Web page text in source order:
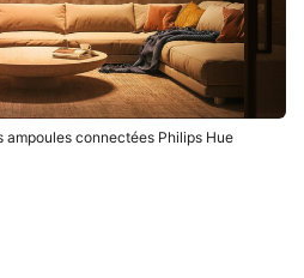
ampoules connectées Philips Hue